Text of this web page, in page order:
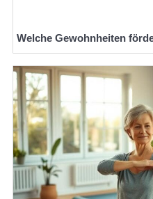
Welche Gewohnheiten